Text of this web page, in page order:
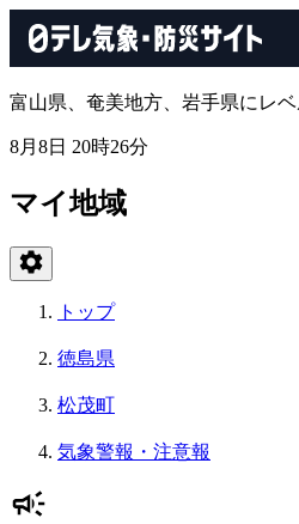
富山県、奄美地方、岩手県にレ
8月8日 20時26分
マイ地域
トップ
徳島県
松茂町
気象警報・注意報